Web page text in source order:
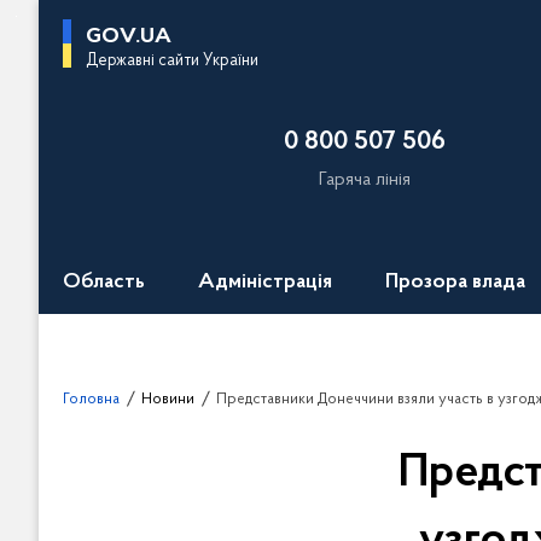
GOV.UA
Державні сайти України
0 800 507 506
Гаряча лінія
Область Адміністрація Прозора влада
Головна Новини Представники Донеччини взяли участь в узгоджувальній